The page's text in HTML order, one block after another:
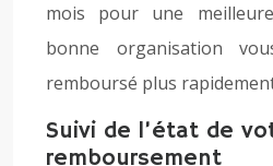
mois pour une
bonne organisation
remboursé plus
Suivi de l’état de
remboursement